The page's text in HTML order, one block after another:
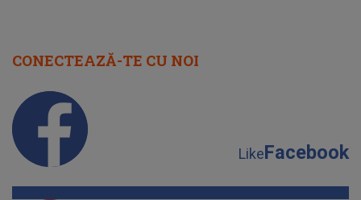
CONECTEAZĂ-TE CU NOI
LikeFacebook